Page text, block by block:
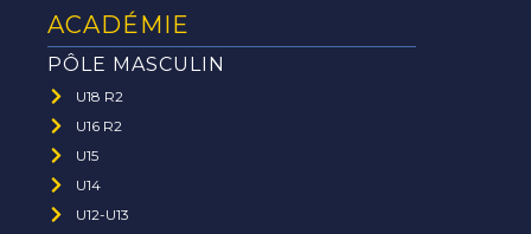
ACADÉMIE
PÔLE MASCULIN
U18 R2
U16 R2
U15
U14
U12-U13